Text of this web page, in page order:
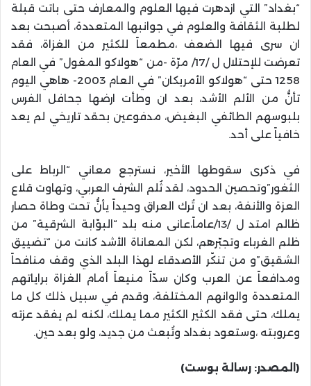
“بغداد” التي ازدهرت فيها العلوم والمعارف حتى باتت قبلة
لطلبة الثقافة والعلوم في جوانبها المتعددة، أصبحت بعد
ان سرى فيها الضعف ،مطمعاً للكثير من الغزاة، فقد
تعرضت للإحتلال ل /17/ مرّة -من “هولاكو المغول” في العام
1258 حتى “هولاكو الأمريكان” في العام 2003- هاهي اليوم
تأنُّ من الألم الأشد، بعد ان وطأت ارضها جحافل الفرس
بلبوسهم الطائفي البغيض، مدفوعين بحقد تاريخي لم يعد
خافياً على أحد.
في ذكرى سقوطها الأخير، نسترجع معاني “الرباط على
الثغور”وتحصين الحدود، لقد ثُلم الشرف العربي، وتهاوت قلاع
العزة والأنفة، بعد ان تُرك العراق وحيداً يأنُّ تحت وطاة حصار
ظالم امتد ل /13/عاماً،عانى منه بلد “البوّابة الشرقية” من
ظلم الغرباء وتجبّرهم، لكن المعاناة الأشد كانت من “تضييق
الشقيق”و من تنكّر الأصدقاء لهذا البلد الذي وقف منافحاً
ومدافعاً عن العرب وكان سدّاً منيعاً أمام الغزاة براياتهم
المتعددة والوانهم المختلفة، وقدم في سبيل ذلك كل ما
يملك، حتى فقد الكثير الكثير مما يملك، لكنه لم يفقد عزته
وعروبته ،وستعود بغداد وتُبعث من جديد، ولو بعد حين.
(المصدر: رسالة بوست)